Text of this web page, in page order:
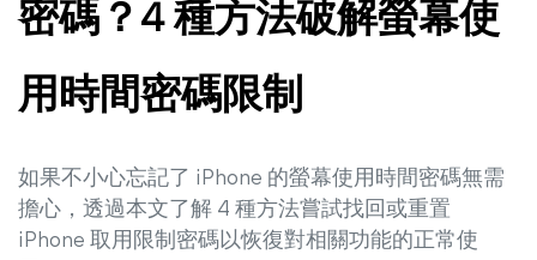
密碼？4 種方法破解螢幕使
用時間密碼限制
如果不小心忘記了 iPhone 的螢幕使用時間密碼無需
擔心，透過本文了解 4 種方法嘗試找回或重置
iPhone 取用限制密碼以恢復對相關功能的正常使